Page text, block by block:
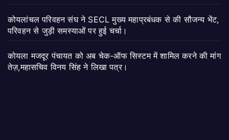
कोयलांचल परिवहन संघ ने SECL मुख्य महाप्रबंधक से की सौजन्य भेंट,
परिवहन से जुड़ी समस्याओं पर हुई चर्चा।
कोयला मजदूर पंचायत को अब चेक-ऑफ सिस्टम में शामिल करने की मांग
तेज़,महासचिव विनय सिंह ने लिखा पत्र।